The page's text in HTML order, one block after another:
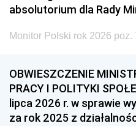
absolutorium dla Rady
Monitor Polski rok 2026 poz.
OBWIESZCZENIE
PRACY I POLITYKI
lipca 2026 r. w sprawie
za rok 2025 z